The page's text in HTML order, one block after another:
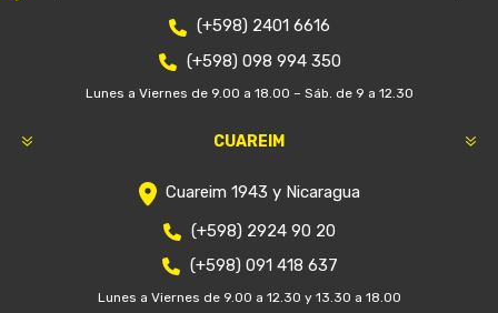
(+598) 2401 6616
(+598) 098 994 350
Lunes a Viernes de 9.00 a 18.00 – Sáb. de 9 a 12.30
CUAREIM
Cuareim 1943 y Nicaragua
(+598) 2924 90 20
(+598) 091 418 637
Lunes a Viernes de 9.00 a 12.30 y 13.30 a 18.00